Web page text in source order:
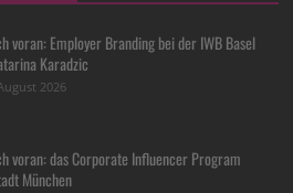
voran: Employer Branding bei der IWB Basel
Karadzic
2026
voran: das Corporate Influencer Program
München